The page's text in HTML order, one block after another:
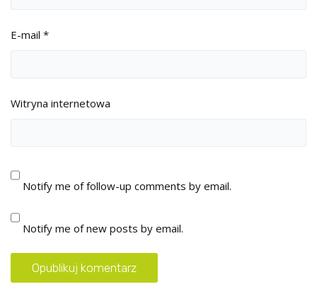
E-mail *
Witryna internetowa
Notify me of follow-up comments by email.
Notify me of new posts by email.